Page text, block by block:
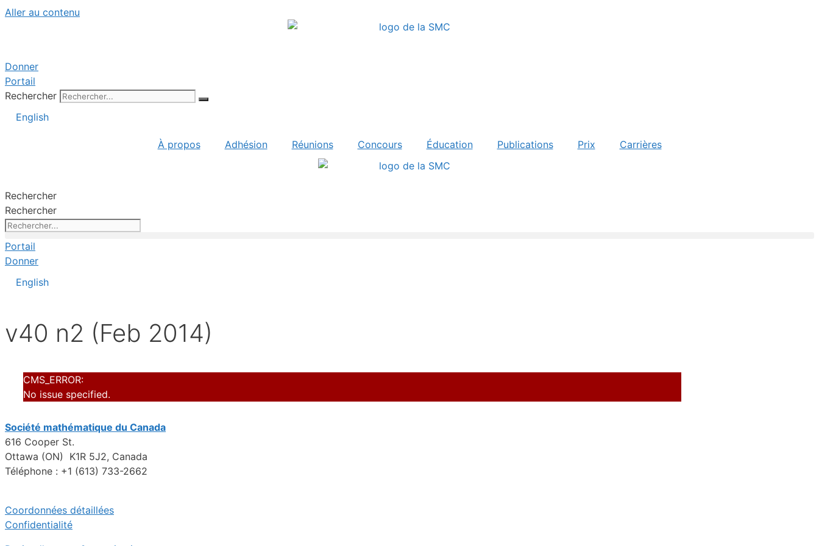
Aller au contenu
Donner
Portail
Rechercher
English
À propos Adhésion Réunions Concours Éducation Publications Prix Carrières
Rechercher
Rechercher
Portail
Donner
English
v40 n2 (Feb 2014)
CMS_ERROR:
No issue specified.
Société mathématique du Canada
616 Cooper St.
Ottawa (ON) K1R 5J2, Canada
Téléphone : +1 (613) 733-2662
Coordonnées détaillées
Confidentialité